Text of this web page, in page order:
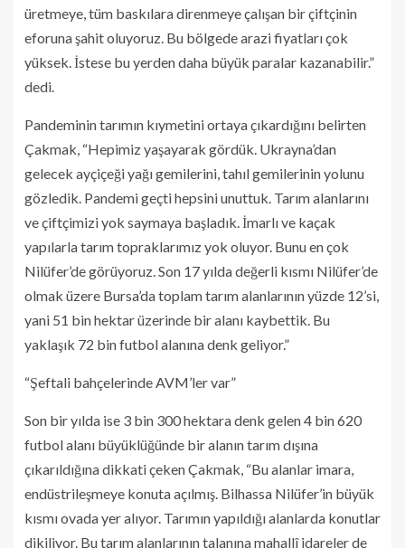
üretmeye, tüm baskılara direnmeye çalışan bir çiftçinin
eforuna şahit oluyoruz. Bu bölgede arazi fiyatları çok
yüksek. İstese bu yerden daha büyük paralar kazanabilir.”
dedi.
Pandeminin tarımın kıymetini ortaya çıkardığını belirten
Çakmak, “Hepimiz yaşayarak gördük. Ukrayna’dan
gelecek ayçiçeği yağı gemilerini, tahıl gemilerinin yolunu
gözledik. Pandemi geçti hepsini unuttuk. Tarım alanlarını
ve çiftçimizi yok saymaya başladık. İmarlı ve kaçak
yapılarla tarım topraklarımız yok oluyor. Bunu en çok
Nilüfer’de görüyoruz. Son 17 yılda değerli kısmı Nilüfer’de
olmak üzere Bursa’da toplam tarım alanlarının yüzde 12’si,
yani 51 bin hektar üzerinde bir alanı kaybettik. Bu
yaklaşık 72 bin futbol alanına denk geliyor.”
“Şeftali bahçelerinde AVM’ler var”
Son bir yılda ise 3 bin 300 hektara denk gelen 4 bin 620
futbol alanı büyüklüğünde bir alanın tarım dışına
çıkarıldığına dikkati çeken Çakmak, “Bu alanlar imara,
endüstrileşmeye konuta açılmış. Bilhassa Nilüfer’in büyük
kısmı ovada yer alıyor. Tarımın yapıldığı alanlarda konutlar
dikiliyor. Bu tarım alanlarının talanına mahallî idareler de